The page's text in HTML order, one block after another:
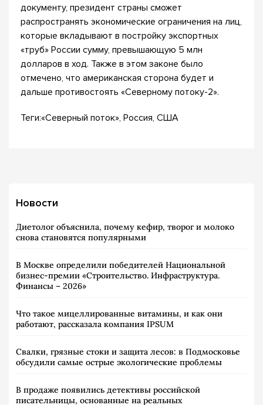
документу, президент страны сможет
распространять экономические ограничения на лиц,
которые вкладывают в постройку экспортных
«труб» России сумму, превышающую 5 млн
долларов в ход. Также в этом законе было
отмечено, что американская сторона будет и
дальше противостоять «Северному потоку-2».
Теги:«Северный поток», Россия, США
Новости
Диетолог объяснила, почему кефир, творог и молоко
снова становятся популярными
В Москве определили победителей Национальной
бизнес-премии «Строительство. Инфраструктура.
Финансы – 2026»
Что такое мицеллированные витамины, и как они
работают, рассказала компания IPSUM
Свалки, грязные стоки и защита лесов: в Подмосковье
обсудили самые острые экологические проблемы
В продаже появились детективы российской
писательницы, основанные на реальных